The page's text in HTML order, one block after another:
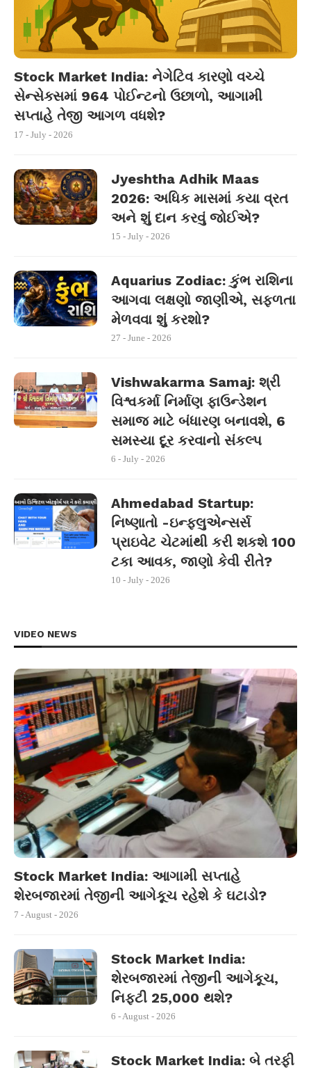
Stock Market India: નેગેટિવ કારણો વચ્ચે
સેન્સેક્સમાં 964 પોઈન્ટનો ઉછાળો, આગામી
સપ્તાહે તેજી આગળ વધશે?
17 - July - 2026
Jyeshtha Adhik Maas
2026: અધિક માસમાં કયા વ્રત
અને શું દાન કરવું જોઈએ?
15 - July - 2026
Aquarius Zodiac: કુંભ રાશિના
આગવા લક્ષણો જાણીએ, સફળતા
મેળવવા શું કરશો?
27 - June - 2026
Vishwakarma Samaj: શ્રી
વિશ્વકર્મા નિર્માણ ફાઉન્ડેશન
સમાજ માટે બંધારણ બનાવશે, 6
સમસ્યા દૂર કરવાનો સંકલ્પ
6 - July - 2026
Ahmedabad Startup:
નિષ્ણાતો -ઇન્ફ્લુએન્સર્સ
પ્રાઇવેટ ચેટમાંથી કરી શકશે 100
ટકા આવક, જાણો કેવી રીતે?
10 - July - 2026
VIDEO NEWS
Stock Market India: આગામી સપ્તાહે
શેરબજારમાં તેજીની આગેકૂચ રહેશે કે ઘટાડો?
7 - August - 2026
Stock Market India:
શેરબજારમાં તેજીની આગેકૂચ,
નિફ્ટી 25,000 થશે?
6 - August - 2026
Stock Market India: બે તરફી